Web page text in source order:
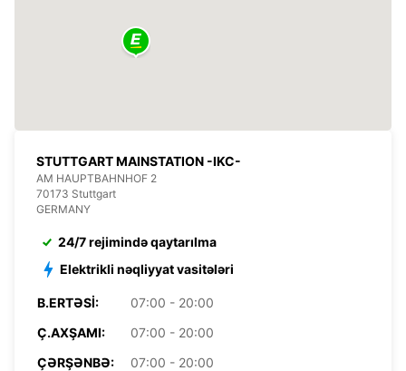
STUTTGART MAINSTATION -IKC-
AM HAUPTBAHNHOF 2
70173 Stuttgart
GERMANY
24/7 rejimində qaytarılma
Elektrikli nəqliyyat vasitələri
B.ERTƏSI:
07:00 - 20:00
Ç.AXŞAMI:
07:00 - 20:00
ÇƏRŞƏNBƏ:
07:00 - 20:00